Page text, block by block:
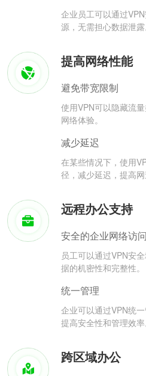
企业员工可以通过
源，无需担心数据泄露
提高网络性能
避免带宽限制
使用VPN可以隐藏流
网络体验。
减少延迟
在某些情况下，使用
径，减少延迟，提高网
远程办公支持
安全的企业网络访问
员工可以通过VPN安
据的机密性和完整性。
统一管理
企业可以通过VPN统
提高安全性和管理效率
跨区域办公